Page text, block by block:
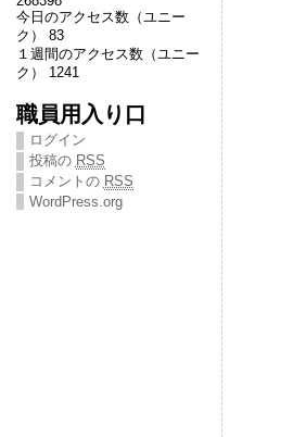
今日のアクセス数（ユニー
ク） 83
１週間のアクセス数（ユニー
ク） 1241
職員用入り口
ログイン
投稿の RSS
コメントの RSS
WordPress.org